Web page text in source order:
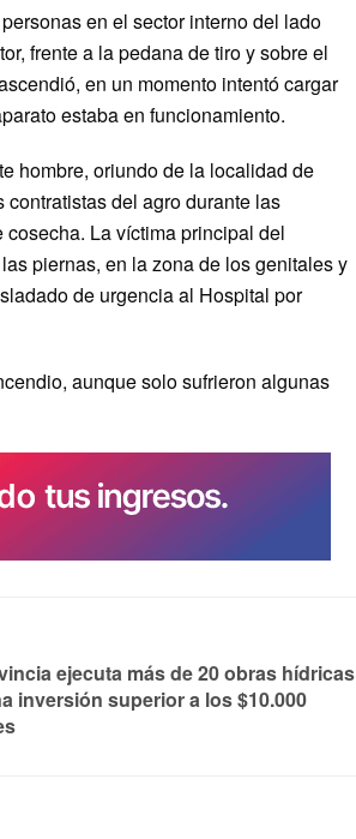
en el sector interno del lado
frente a la pedana de tiro y sobre el
en un momento intentó cargar
estaba en funcionamiento.
hombre, oriundo de la localidad de
del agro durante las
La víctima principal del
piernas, en la zona de los genitales y
de urgencia al Hospital por
aunque solo sufrieron algunas
ejecuta más de 20 obras hídricas
inversión superior a los $10.000